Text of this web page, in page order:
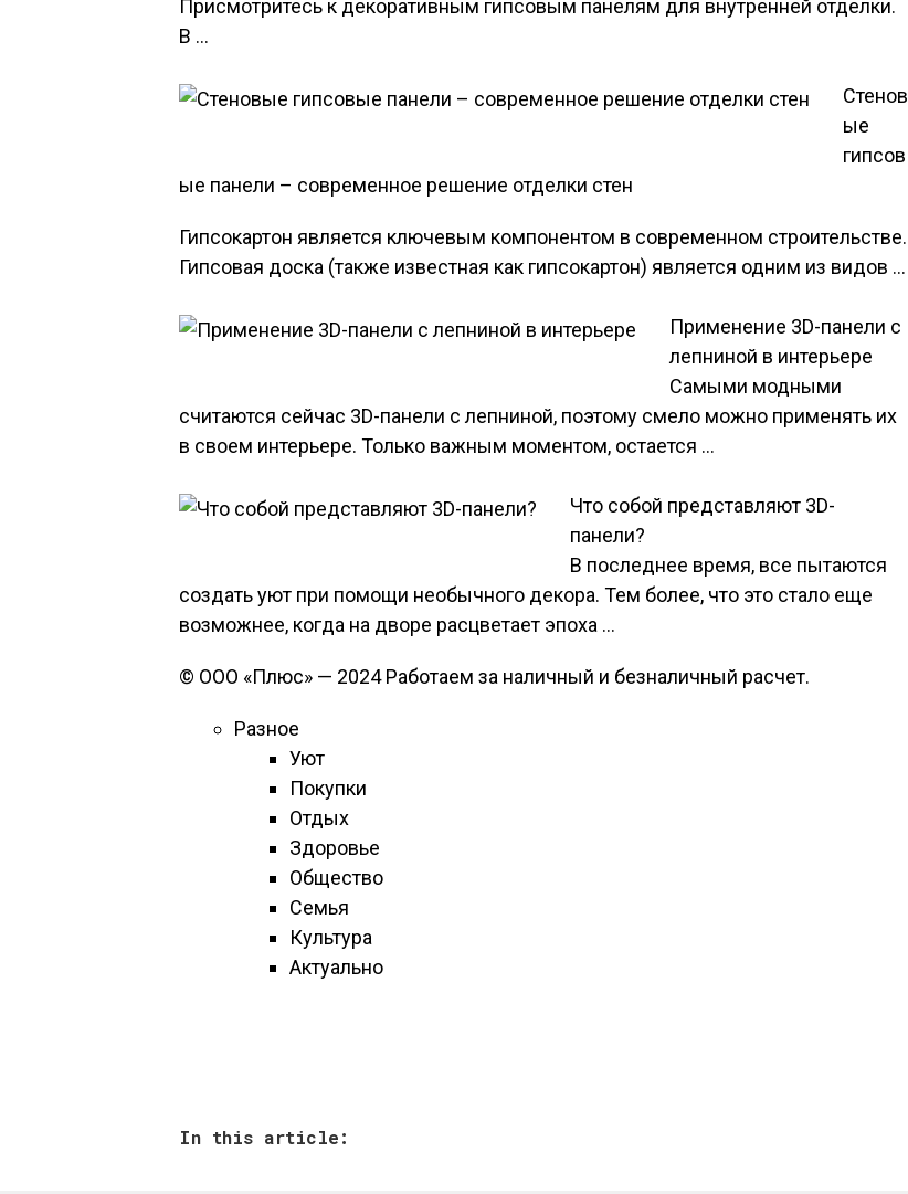
Присмотритесь к декоративным гипсовым панелям для внутренней отделки.
В …
Стенов
ые
гипсов
ые панели – современное решение отделки стен
Гипсокартон является ключевым компонентом в современном строительстве.
Гипсовая доска (также известная как гипсокартон) является одним из видов …
Применение 3D-панели с
лепниной в интерьере
Самыми модными
считаются сейчас 3D-панели с лепниной, поэтому смело можно применять их
в своем интерьере. Только важным моментом, остается …
Что собой представляют 3D-
панели?
В последнее время, все пытаются
создать уют при помощи необычного декора. Тем более, что это стало еще
возможнее, когда на дворе расцветает эпоха …
© ООО «Плюс» — 2024 Работаем за наличный и безналичный расчет.
Разное
Уют
Покупки
Отдых
Здоровье
Общество
Семья
Культура
Актуально
In this article: